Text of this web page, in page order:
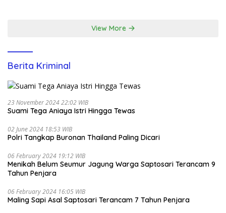
View More
Berita Kriminal
23 November 2024 22:02 WIB
Suami Tega Aniaya Istri Hingga Tewas
02 June 2024 18:53 WIB
Polri Tangkap Buronan Thailand Paling Dicari
06 February 2024 19:12 WIB
Menikah Belum Seumur Jagung Warga Saptosari Terancam 9
Tahun Penjara
06 February 2024 16:05 WIB
Maling Sapi Asal Saptosari Terancam 7 Tahun Penjara